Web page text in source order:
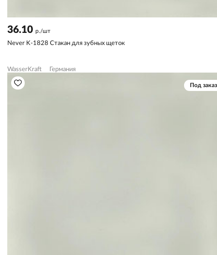
36.10 р./шт
Never K-1828 Стакан для зубных щеток
WasserKraft Германия
Под заказ